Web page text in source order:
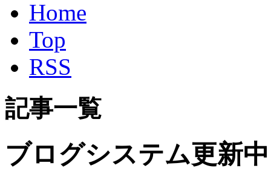
Home
Top
RSS
記事一覧
ブログシステム更新中